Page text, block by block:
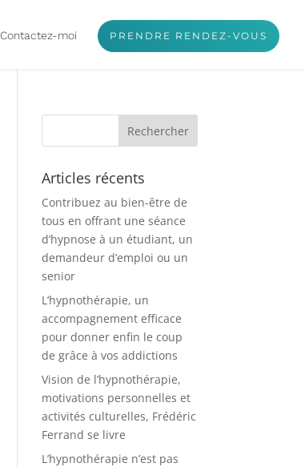
Contactez-moi PRENDRE RENDEZ-VOUS
Articles récents
Contribuez au bien-être de
tous en offrant une séance
d’hypnose à un étudiant, un
demandeur d’emploi ou un
senior
L’hypnothérapie, un
accompagnement efficace
pour donner enfin le coup
de grâce à vos addictions
Vision de l’hypnothérapie,
motivations personnelles et
activités culturelles, Frédéric
Ferrand se livre
L’hypnothérapie n’est pas